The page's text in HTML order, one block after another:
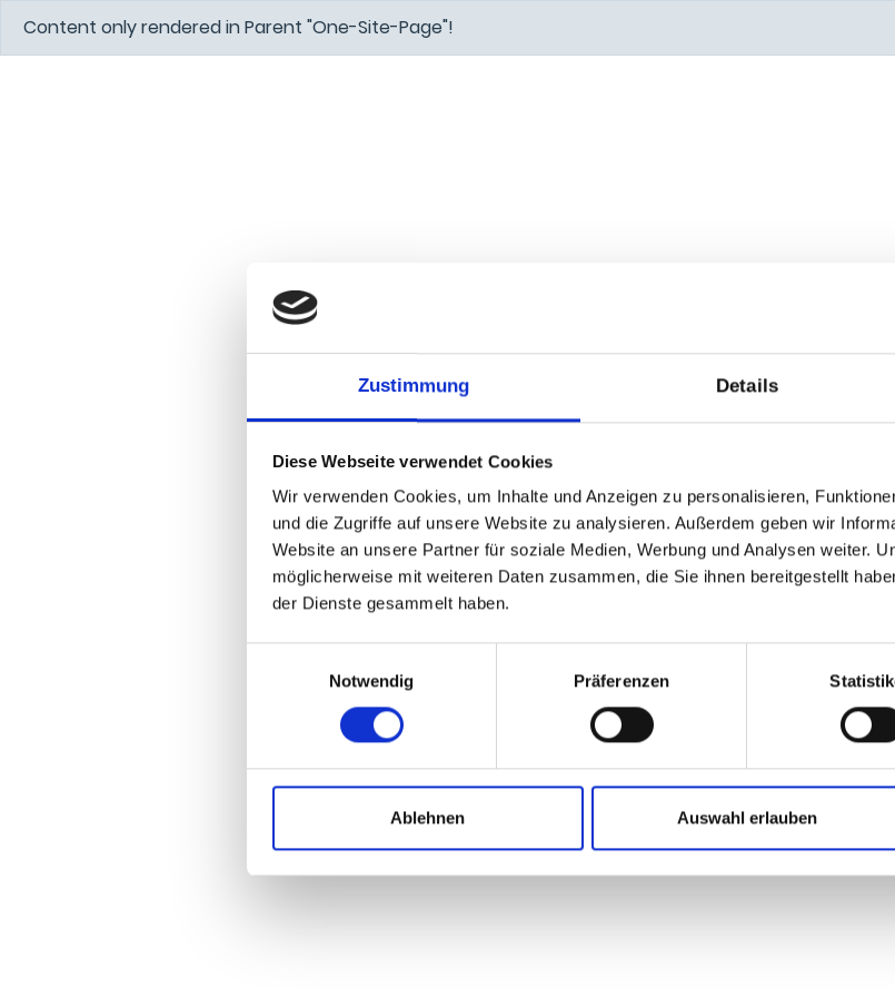
Zustimmung Details
Diese Webseite verwendet Cookies
Wir verwenden Cookies, um Inhalte und Anzeigen zu personalisieren,
und die Zugriffe auf unsere Website zu analysieren. Außerdem geben wir
Website an unsere Partner für soziale Medien, Werbung und Analysen weiter.
möglicherweise mit weiteren Daten zusammen, die Sie ihnen bereitgestellt
der Dienste gesammelt haben.
Notwendig
Präferenzen
Ablehnen Auswahl erlauben
Content only rendered in Parent "One-Site-Page"!